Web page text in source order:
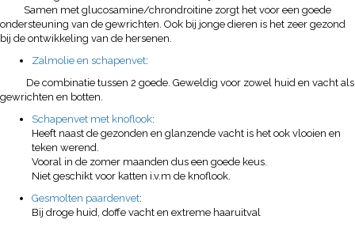
Samen met glucosamine/chrondroitine zorgt het voor een goede
ondersteuning van de gewrichten. Ook bij jonge dieren is het zeer gezond
bij de ontwikkeling van de hersenen.
Zalmolie en schapenvet:
De combinatie tussen 2 goede. Geweldig voor zowel huid en vacht als
gewrichten en botten.
Schapenvet met knoflook:
Heeft naast de gezonden en glanzende vacht is het ook vlooien en
teken werend.
Vooral in de zomer maanden dus een goede keus.
Niet geschikt voor katten i.v.m de knoflook.
Gesmolten paardenvet:
Bij droge huid, doffe vacht en extreme haaruitval